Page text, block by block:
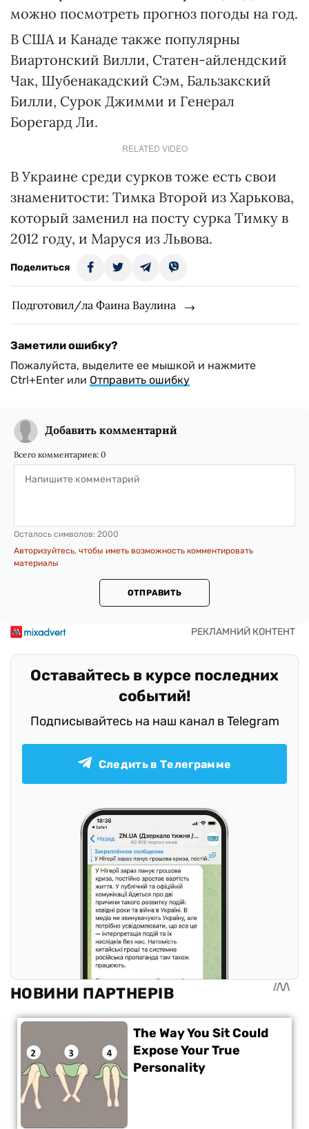
можно посмотреть прогноз погоды на год.
В США и Канаде также популярны
Виартонский Вилли, Статен-айлендский
Чак, Шубенакадский Сэм, Бальзакский
Билли, Сурок Джимми и Генерал
Борегард Ли.
RELATED VIDEO
В Украине среди сурков тоже есть свои
знаменитости: Тимка Второй из Харькова,
который заменил на посту сурка Тимку в
2012 году, и Маруся из Львова.
Поделиться
Подготовил/ла Фаина Ваулина
Заметили ошибку?
Пожалуйста, выделите ее мышкой и нажмите
Ctrl+Enter или Отправить ошибку
Добавить комментарий
Всего комментариев: 0
Осталось символов: 2000
Авторизуйтесь, чтобы иметь возможность комментировать
материалы
ОТПРАВИТЬ
Оставайтесь в курсе последних
событий!
Подписывайтесь на наш канал в Telegram
Следить в Телеграмме